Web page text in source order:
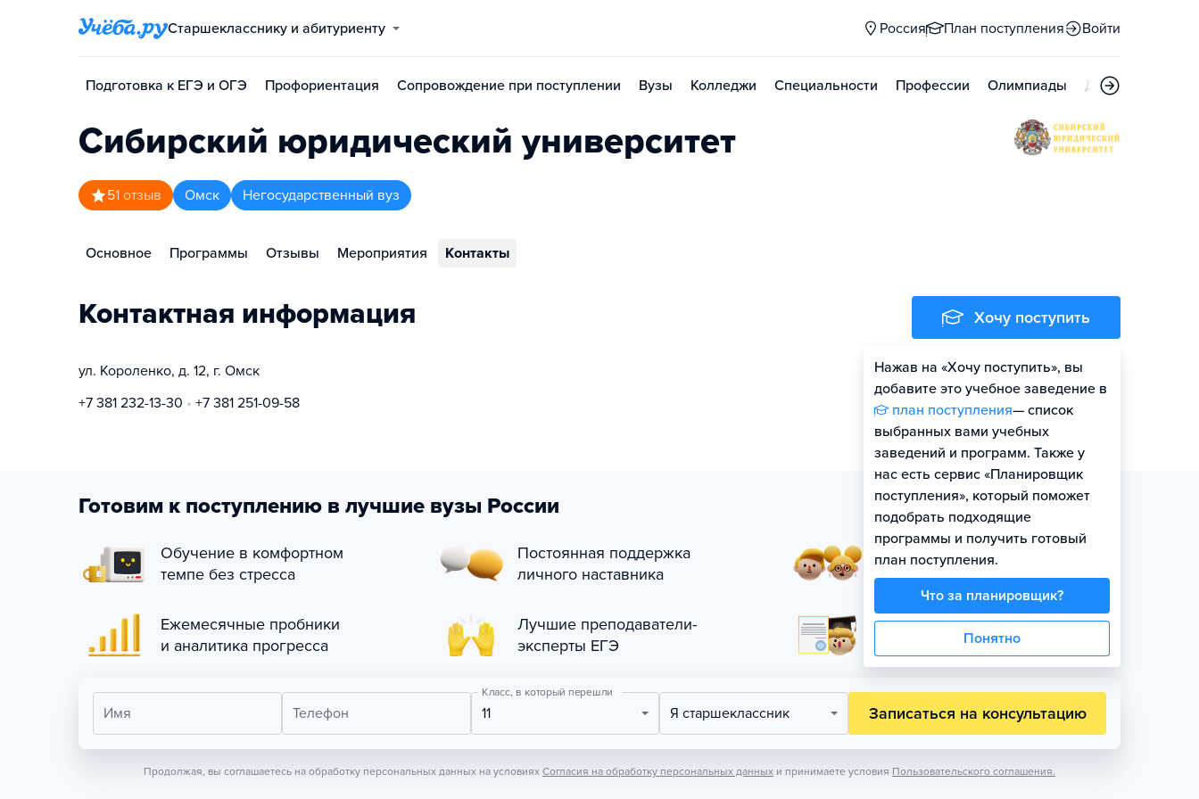
Старшекласснику и абитуриенту Россия План поступления Войти
Подготовка к ЕГЭ и ОГЭ Профориентация Сопровождение при поступлении Вузы Колледжи Специальности Профессии Олимпиады Дни открытых
Сибирский юридический университет
51 отзыв Омск Негосударственный вуз
Основное Программы Отзывы Мероприятия Контакты
Контактная информация
ул. Короленко, д. 12, г. Омск
+7 381 232-13-30
+7 381 251-09-58
Хочу поступить
Нажав на «Хочу поступить», вы
добавите это учебное заведение в
план поступления— список
выбранных вами учебных
заведений и программ. Также у
нас есть сервис «Планировщик
поступления», который поможет
подобрать подходящие
программы и получить готовый
план поступления.
Что за планировщик?
Понятно
Оценить шансы
Готовим к поступлению в лучшие вузы России
Обучение в комфортном
темпе без стресса
Постоянная поддержка
личного наставника
Занятия в небольших
группах по уровню
Ежемесячные пробники
и аналитика прогресса
Лучшие преподаватели-
эксперты ЕГЭ
Официальная гарантия
поступления на бюджет
Имя Телефон
Класс, в который перешли
11 Я старшеклассник Записаться на консультацию
Продолжая, вы соглашаетесь на обработку персональных данных на условиях Согласия на обработку персональных данных и принимаете условия Пользовательского соглашения.